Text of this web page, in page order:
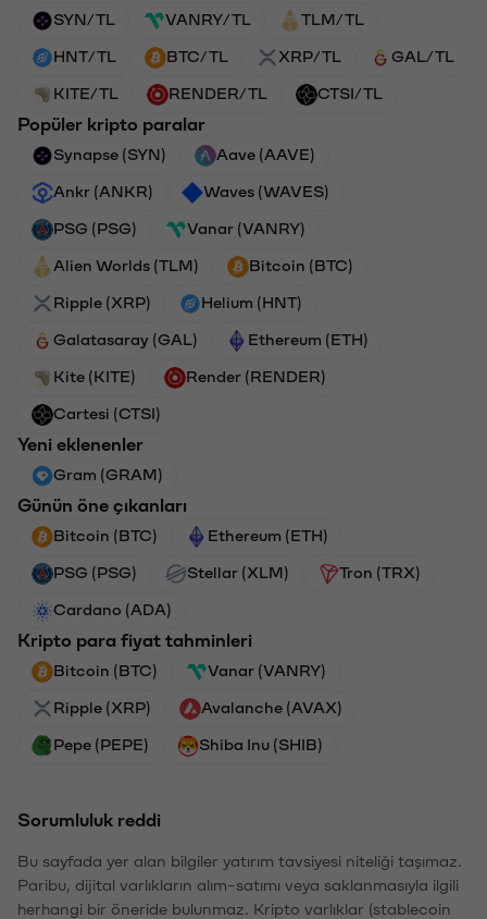
SYN/TL VANRY/TL TLM/TL
HNT/TL BTC/TL XRP/TL GAL/TL
KITE/TL RENDER/TL CTSI/TL
Popüler kripto paralar
Synapse (SYN) Aave (AAVE)
Ankr (ANKR) Waves (WAVES)
PSG (PSG) Vanar (VANRY)
Alien Worlds (TLM) Bitcoin (BTC)
Ripple (XRP) Helium (HNT)
Galatasaray (GAL) Ethereum (ETH)
Kite (KITE) Render (RENDER)
Cartesi (CTSI)
Yeni eklenenler
Gram (GRAM)
Günün öne çıkanları
Bitcoin (BTC) Ethereum (ETH)
PSG (PSG) Stellar (XLM) Tron (TRX)
Cardano (ADA)
Kripto para fiyat tahminleri
Bitcoin (BTC) Vanar (VANRY)
Ripple (XRP) Avalanche (AVAX)
Pepe (PEPE) Shiba Inu (SHIB)
Sorumluluk reddi
Bu sayfada yer alan bilgiler yatırım tavsiyesi niteliği taşımaz.
Paribu, dijital varlıkların alım-satımı veya saklanmasıyla ilgili
herhangi bir öneride bulunmaz. Kripto varlıklar (stablecoin